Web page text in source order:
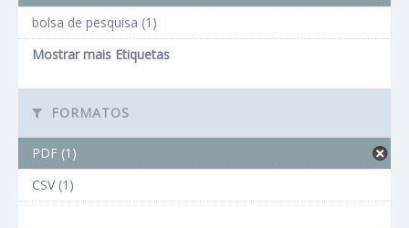
bolsa de pesquisa (1)
Mostrar mais Etiquetas
FORMATOS
PDF (1)
CSV (1)